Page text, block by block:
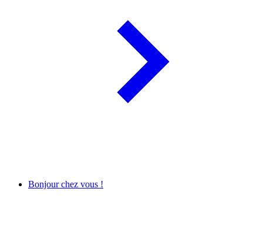
Bonjour chez vous !